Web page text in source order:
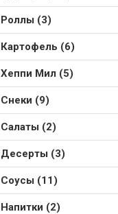
Роллы (3)
Картофель (6)
Хеппи Мил (5)
Снеки (9)
Салаты (2)
Десерты (3)
Соусы (11)
Напитки (2)